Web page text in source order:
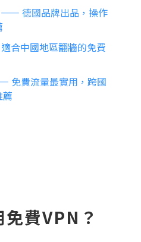
德國品牌出品，操作
合中國地區翻牆的免費
免費流量最實用，跨國
薦
費VPN？